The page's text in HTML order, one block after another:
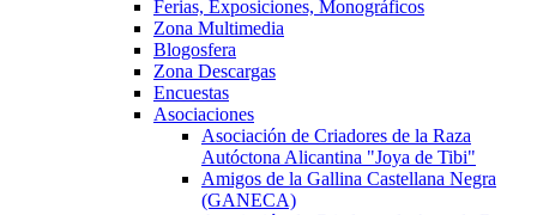
Ferias, Exposiciones, Monográficos
Zona Multimedia
Blogosfera
Zona Descargas
Encuestas
Asociaciones
Asociación de Criadores de la Raza
Autóctona Alicantina "Joya de Tibi"
Amigos de la Gallina Castellana Negra
(GANECA)